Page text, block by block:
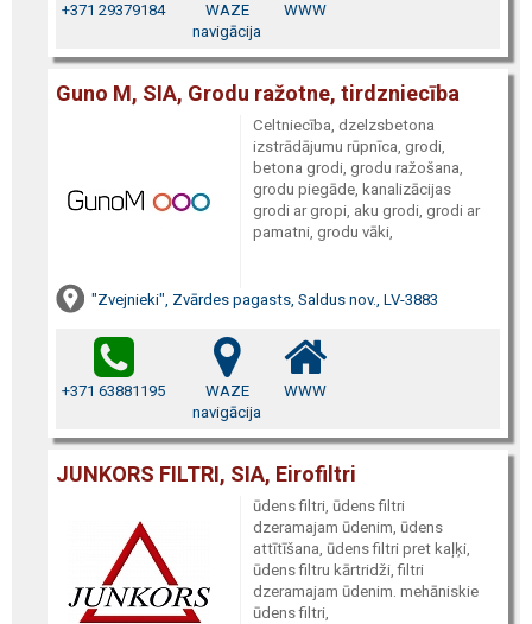
+371 29379184
WAZE
navigācija
WWW
Guno M, SIA, Grodu ražotne, tirdzniecība
Celtniecība, dzelzsbetona
izstrādājumu rūpnīca, grodi,
betona grodi, grodu ražošana,
grodu piegāde, kanalizācijas
grodi ar gropi, aku grodi, grodi ar
pamatni, grodu vāki,
"Zvejnieki", Zvārdes pagasts, Saldus nov., LV-3883
+371 63881195
WAZE
navigācija
WWW
JUNKORS FILTRI, SIA, Eirofiltri
ūdens filtri, ūdens filtri
dzeramajam ūdenim, ūdens
attītīšana, ūdens filtri pret kaļķi,
ūdens filtru kārtridži, filtri
dzeramajam ūdenim. mehāniskie
ūdens filtri,